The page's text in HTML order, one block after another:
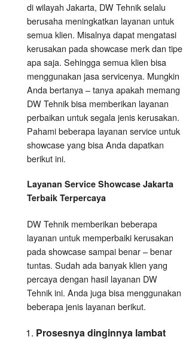
di wilayah Jakarta, DW Tehnik selalu
berusaha meningkatkan layanan untuk
semua klien. Misalnya dapat mengatasi
kerusakan pada showcase merk dan tipe
apa saja. Sehingga semua klien bisa
menggunakan jasa servicenya. Mungkin
Anda bertanya – tanya apakah memang
DW Tehnik bisa memberikan layanan
perbaikan untuk segala jenis kerusakan.
Pahami beberapa layanan service untuk
showcase yang bisa Anda dapatkan
berikut ini.
Layanan Service Showcase Jakarta
Terbaik Terpercaya
DW Tehnik memberikan beberapa
layanan untuk memperbaiki kerusakan
pada showcase sampai benar – benar
tuntas. Sudah ada banyak klien yang
percaya dengan hasil layanan DW
Tehnik ini. Anda juga bisa menggunakan
beberapa jenis layanan berikut.
Prosesnya dinginnya lambat